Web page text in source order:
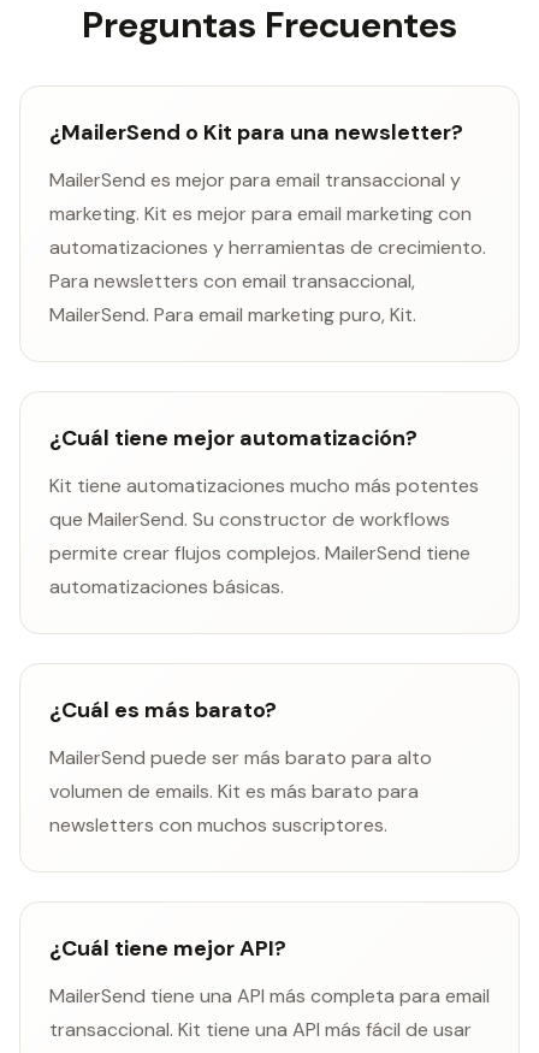
Preguntas Frecuentes
¿MailerSend o Kit para una newsletter?
MailerSend es mejor para email transaccional y
marketing. Kit es mejor para email marketing con
automatizaciones y herramientas de crecimiento.
Para newsletters con email transaccional,
MailerSend. Para email marketing puro, Kit.
¿Cuál tiene mejor automatización?
Kit tiene automatizaciones mucho más potentes
que MailerSend. Su constructor de workflows
permite crear flujos complejos. MailerSend tiene
automatizaciones básicas.
¿Cuál es más barato?
MailerSend puede ser más barato para alto
volumen de emails. Kit es más barato para
newsletters con muchos suscriptores.
¿Cuál tiene mejor API?
MailerSend tiene una API más completa para email
transaccional. Kit tiene una API más fácil de usar